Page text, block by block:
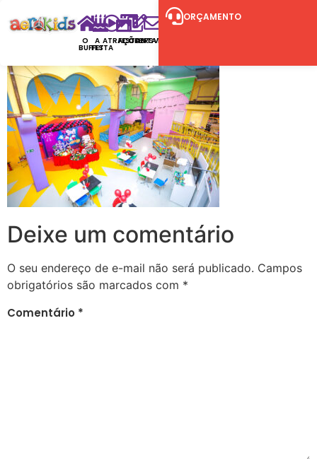
O
BUFFET
A
FESTA
ATRAÇÕES
FESTAS
CONTATO
RSVP
ORÇAMENTO
Deixe um comentário
O seu endereço de e-mail não será publicado. Campos
obrigatórios são marcados com *
Comentário *